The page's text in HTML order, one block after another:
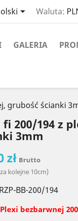
 Waluta:
GALERIA
grubość ścianki
fi 200/194 z
3mm
zł Brutto
za kolejne 10cm)
RZP-BB-200/194
bezbarwnej 20